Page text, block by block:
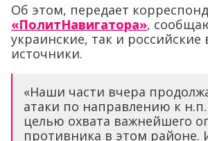
Об этом, передает
«ПолитНавигатора»,
украинские, так и
источники.
«Наши части вчера
атаки по направлению к
целью охвата важнейшего
противника в этом районе.